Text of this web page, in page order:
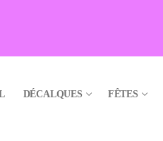
DÉCALQUES FÊTES